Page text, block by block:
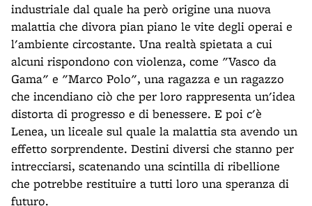
industriale dal quale ha però origine una nuova
malattia che divora pian piano le vite degli operai e
l'ambiente circostante. Una realtà spietata a cui
alcuni rispondono con violenza, come "Vasco da
Gama" e "Marco Polo", una ragazza e un ragazzo
che incendiano ciò che per loro rappresenta un'idea
distorta di progresso e di benessere. E poi c'è
Lenea, un liceale sul quale la malattia sta avendo un
effetto sorprendente. Destini diversi che stanno per
intrecciarsi, scatenando una scintilla di ribellione
che potrebbe restituire a tutti loro una speranza di
futuro.